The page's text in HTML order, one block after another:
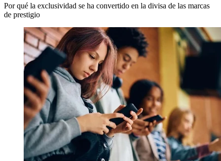
Por qué la exclusividad se ha convertido en la divisa de las marcas
de prestigio